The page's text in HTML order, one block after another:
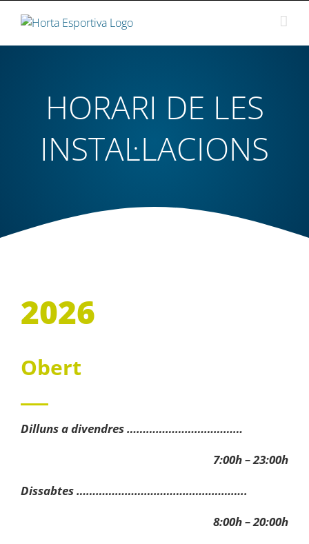
HORARI DE LES
INSTAL·LACIONS
2026
Obert
Dilluns a divendres ………………………………
7:00h – 23:00h
Dissabtes ……………………………………………..
8:00h – 20:00h